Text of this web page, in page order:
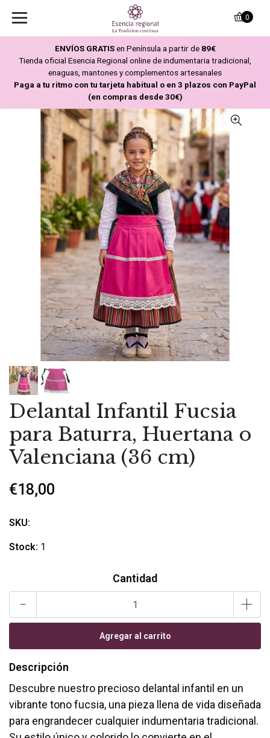
ENVÍOS GRATISen Península a partir de 89€
Tienda oficial Esencia Regional online de indumentaria tradicional,
enaguas, mantones y complementos artesanales
Paga a tu ritmo con tu tarjeta habitual o en 3 plazos con PayPal
(en compras desde 30€)
0
Delantal Infantil Fucsia
para Baturra, Huertana o
Valenciana (36 cm)
€18,00
SKU:
Stock: 1
Cantidad
- +
Descripción
Descubre nuestro precioso delantal infantil en un
vibrante tono fucsia, una pieza llena de vida diseñada
para engrandecer cualquier indumentaria tradicional.